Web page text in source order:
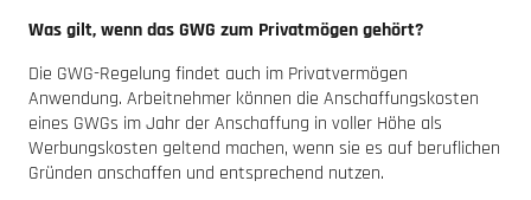
Was gilt, wenn das GWG zum Privatmögen gehört?
Die GWG-Regelung findet auch im Privatvermögen
Anwendung. Arbeitnehmer können die Anschaffungskosten
eines GWGs im Jahr der Anschaffung in voller Höhe als
Werbungskosten geltend machen, wenn sie es auf beruflichen
Gründen anschaffen und entsprechend nutzen.